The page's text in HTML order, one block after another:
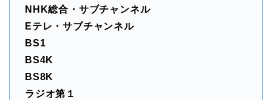
NHK総合・サブチャンネル
Eテレ・サブチャンネル
BS1
BS4K
BS8K
ラジオ第１